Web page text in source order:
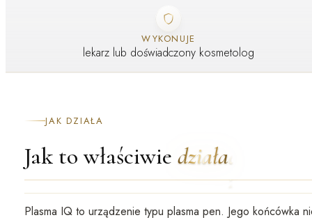
WYKONUJE
lekarz lub doświadczony kosmetolog
JAK DZIAŁA
Jak to właściwie działa
Plasma IQ to urządzenie typu plasma pen. Jego końcówka